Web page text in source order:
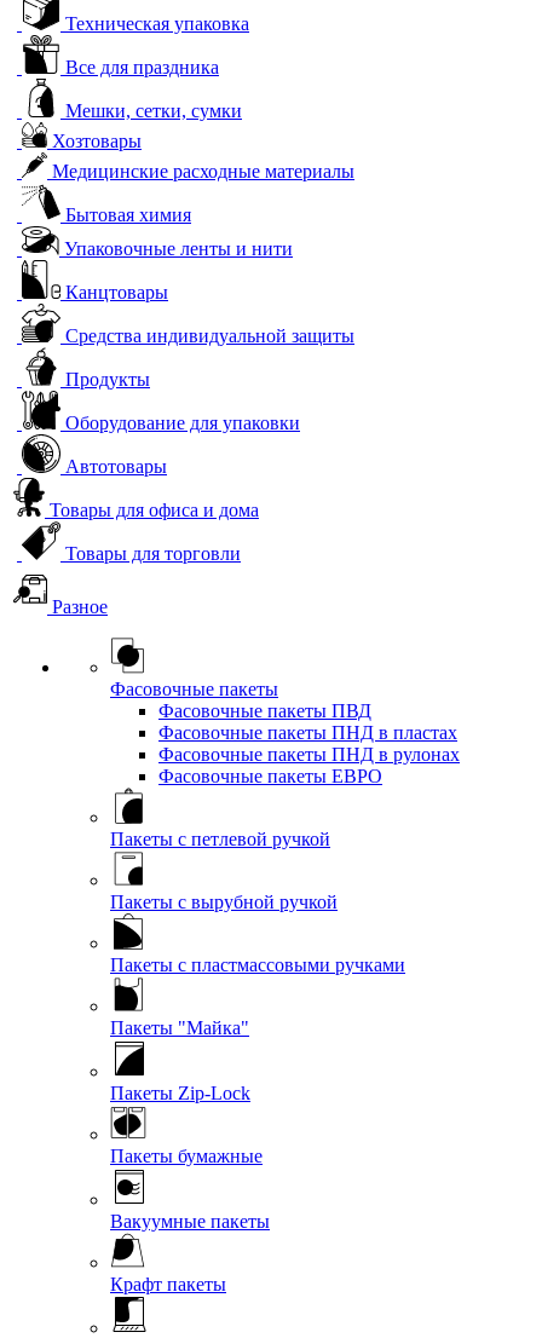
Техническая упаковка
Все для праздника
Мешки, сетки, сумки
Хозтовары
Медицинские расходные материалы
Бытовая химия
Упаковочные ленты и нити
Канцтовары
Средства индивидуальной защиты
Продукты
Оборудование для упаковки
Автотовары
Товары для офиса и дома
Товары для торговли
Разное
Фасовочные пакеты
Фасовочные пакеты ПВД
Фасовочные пакеты ПНД в пластах
Фасовочные пакеты ПНД в рулонах
Фасовочные пакеты ЕВРО
Пакеты с петлевой ручкой
Пакеты с вырубной ручкой
Пакеты с пластмассовыми ручками
Пакеты "Майка"
Пакеты Zip-Lock
Пакеты бумажные
Вакуумные пакеты
Крафт пакеты